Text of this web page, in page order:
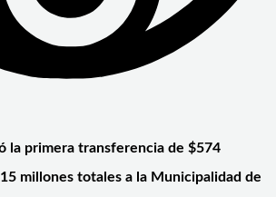
la primera transferencia de $574
millones totales a la Municipalidad de